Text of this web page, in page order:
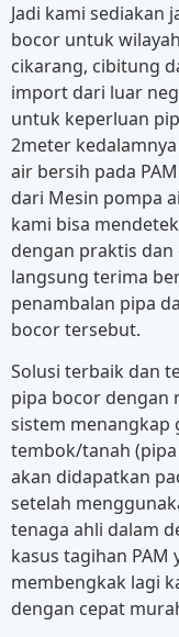
Jadi kami sediakan
bocor untuk
cikarang, cibitung
import dari luar
untuk keperluan
2meter
air bersih pada
dari Mesin pompa
kami bisa
dengan praktis
langsung terima
penambalan pipa
bocor tersebut.
Solusi terbaik dan
pipa bocor dengan
sistem menangkap
tembok/tanah
akan didapatkan
setelah
tenaga ahli dalam
kasus tagihan
membengkak lagi
dengan cepat